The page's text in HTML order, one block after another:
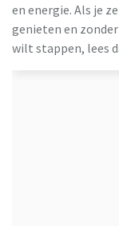
en energie. Als je
genieten en
wilt stappen, lees